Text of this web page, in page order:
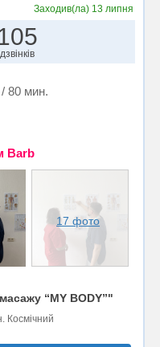
Заходив(ла) 13 липня
дзвінків
/ 80 мин.
Barb
17 фото
“MY BODY”"
Космічний